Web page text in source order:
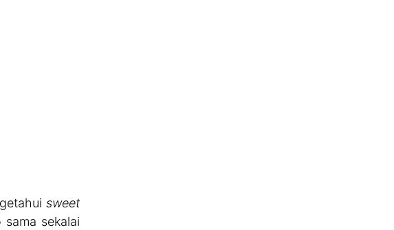
sweet
sekalai